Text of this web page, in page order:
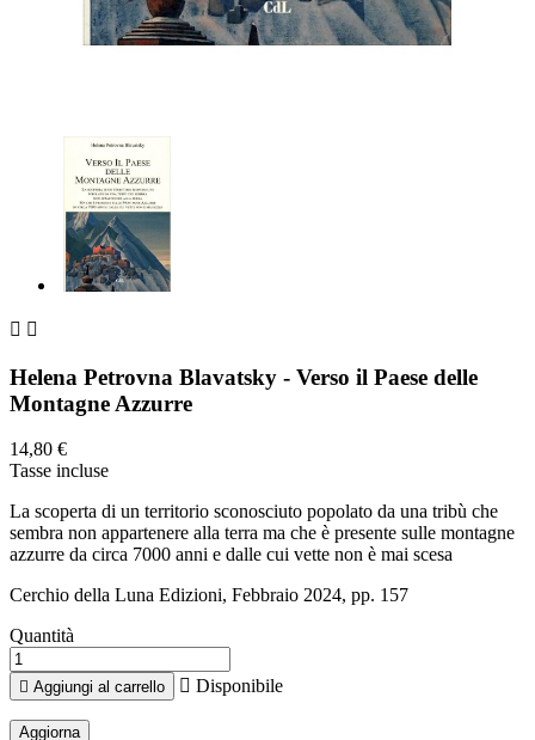
 
Helena Petrovna Blavatsky - Verso il Paese delle
Montagne Azzurre
14,80 €
Tasse incluse
La scoperta di un territorio sconosciuto popolato da una tribù che
sembra non appartenere alla terra ma che è presente sulle montagne
azzurre da circa 7000 anni e dalle cui vette non è mai scesa
Cerchio della Luna Edizioni, Febbraio 2024, pp. 157
Quantità
 Aggiungi al carrello  Disponibile